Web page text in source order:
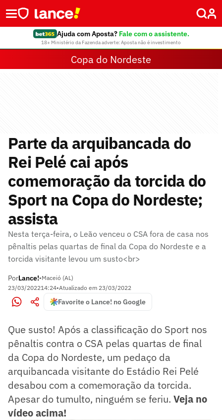
Ajuda com Aposta? Fale com o assistente.
18+ Ministério da Fazenda adverte: Aposta não é investimento
Copa do Nordeste
Parte da arquibancada do
Rei Pelé cai após
comemoração da torcida do
Sport na Copa do Nordeste;
assista
Nesta terça-feira, o Leão venceu o CSA fora de casa nos
pênaltis pelas quartas de final da Copa do Nordeste e a
torcida visitante levou um susto<br>
PorLance!•Maceió (AL)
23/03/202214:24•Atualizado em 23/03/2022
Favorite o Lance! no Google
Que susto! Após a classificação do Sport nos
pênaltis contra o CSA pelas quartas de final
da Copa do Nordeste, um pedaço da
arquibancada visitante do Estádio Rei Pelé
desabou com a comemoração da torcida.
Apesar do tumulto, ninguém se feriu. Veja no
vídeo acima!